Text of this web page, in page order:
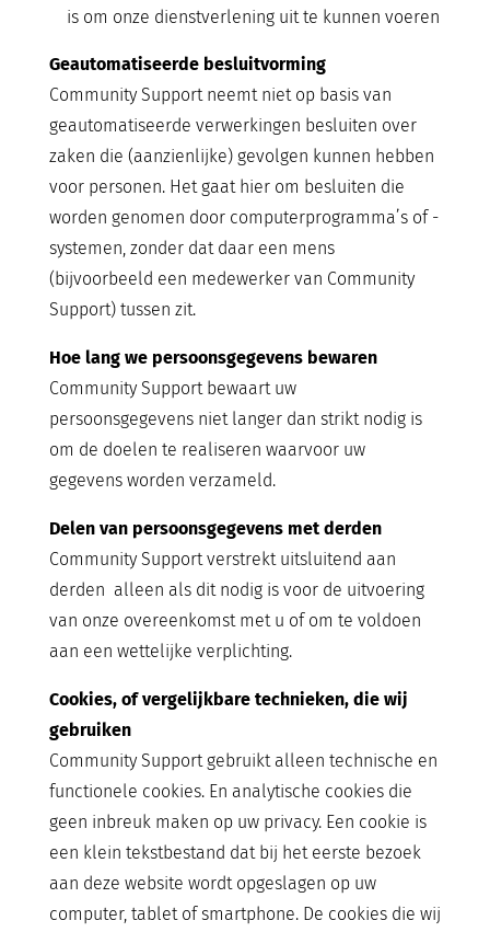
is om onze dienstverlening uit te kunnen voeren
Geautomatiseerde besluitvorming
Community Support neemt niet op basis van
geautomatiseerde verwerkingen besluiten over
zaken die (aanzienlijke) gevolgen kunnen hebben
voor personen. Het gaat hier om besluiten die
worden genomen door computerprogramma’s of -
systemen, zonder dat daar een mens
(bijvoorbeeld een medewerker van Community
Support) tussen zit.
Hoe lang we persoonsgegevens bewaren
Community Support bewaart uw
persoonsgegevens niet langer dan strikt nodig is
om de doelen te realiseren waarvoor uw
gegevens worden verzameld.
Delen van persoonsgegevens met derden
Community Support verstrekt uitsluitend aan
derden alleen als dit nodig is voor de uitvoering
van onze overeenkomst met u of om te voldoen
aan een wettelijke verplichting.
Cookies, of vergelijkbare technieken, die wij
gebruiken
Community Support gebruikt alleen technische en
functionele cookies. En analytische cookies die
geen inbreuk maken op uw privacy. Een cookie is
een klein tekstbestand dat bij het eerste bezoek
aan deze website wordt opgeslagen op uw
computer, tablet of smartphone. De cookies die wij